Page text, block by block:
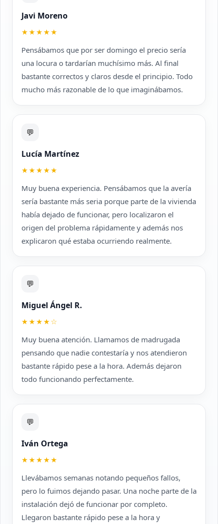
Javi Moreno
★★★★★
Pensábamos que por ser domingo el precio sería
una locura o tardarían muchísimo más. Al final
bastante correctos y claros desde el principio. Todo
mucho más razonable de lo que imaginábamos.
💬
Lucía Martínez
★★★★★
Muy buena experiencia. Pensábamos que la avería
sería bastante más seria porque parte de la vivienda
había dejado de funcionar, pero localizaron el
origen del problema rápidamente y además nos
explicaron qué estaba ocurriendo realmente.
💬
Miguel Ángel R.
★★★★☆
Muy buena atención. Llamamos de madrugada
pensando que nadie contestaría y nos atendieron
bastante rápido pese a la hora. Además dejaron
todo funcionando perfectamente.
💬
Iván Ortega
★★★★★
Llevábamos semanas notando pequeños fallos,
pero lo fuimos dejando pasar. Una noche parte de la
instalación dejó de funcionar por completo.
Llegaron bastante rápido pese a la hora y